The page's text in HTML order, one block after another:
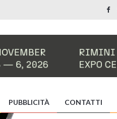
PUBBLICITÀ CONTATTI